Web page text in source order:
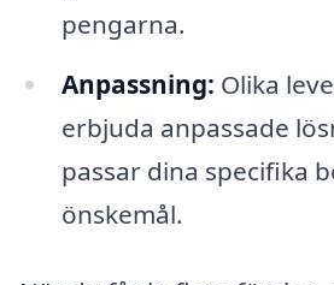
pengarna.
Anpassning: Olika
erbjuda anpassade
passar dina specifika
önskemål.